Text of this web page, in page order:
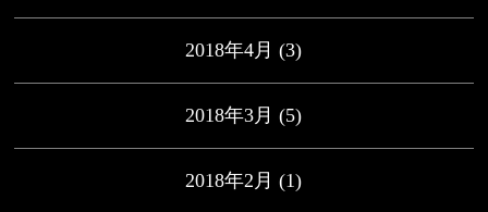
2018年4月 (3)
2018年3月 (5)
2018年2月 (1)